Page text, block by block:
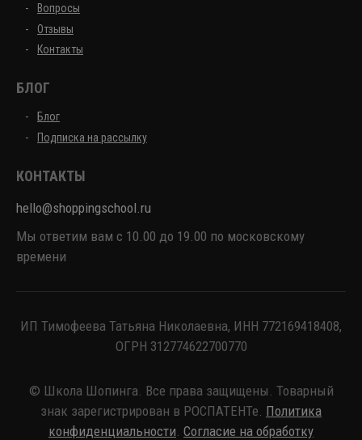
Вопросы
Отзывы
Контакты
БЛОГ
Блог
Подписка на рассылку
КОНТАКТЫ
hello@shoppingschool.ru
Мы ответим вам с 10.00 до 19.00 по московскому
времени
ИП Тимофеева Татьяна Николаевна, ИНН 772169418408,
ОГРН 312774622700770
© Школа Шопинга. Все права защищены. Товарный
знак зарегистрирован в РОСПАТЕНТе. Политика
конфиденциальности Согласие на обработку